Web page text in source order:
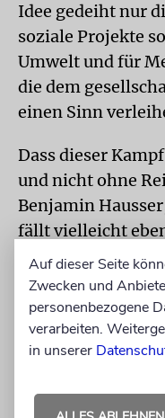
Idee gedeiht nur
soziale Projekte
Umwelt und für
die dem
einen Sinn
Dass dieser
und nicht ohne
Benjamin
fällt vielleicht
ihn mit der Hilfe
Gemeinschaft
Dokumentarfilm
den Reibereien
Hinterzimmern
nämlich die
Auf dieser Seite
Zwecken und
personenbezogene
verarbeiten.
in unserer